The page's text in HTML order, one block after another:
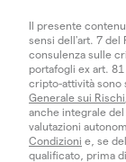
Il presente
sensi dell'art. 7 del
consulenza sulle
portafogli ex art.
cripto-attività sono
Generale sui Rischi
anche integrale
valutazioni
Condizioni e, se
qualificato, prima